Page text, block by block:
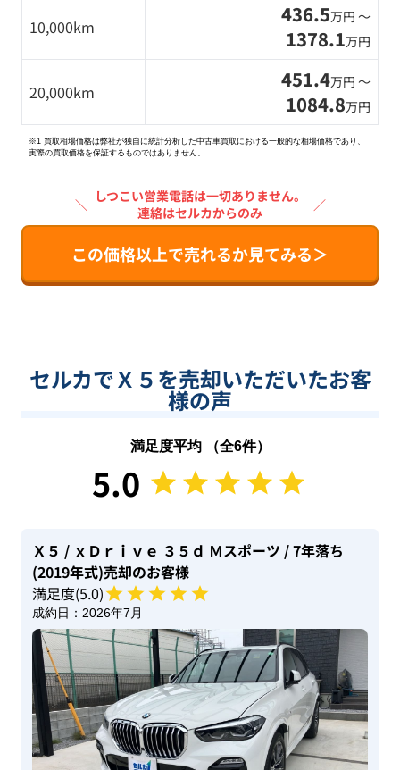
10,000km 436.5万円 〜
1378.1万円
20,000km 451.4万円 〜
1084.8万円
※1 買取相場価格は弊社が独自に統計分析した中古車買取における一般的な相場価格であり、
実際の買取価格を保証するものではありません。
＼ しつこい営業電話は一切ありません。
連絡はセルカからのみ
／
この価格以上で売れるか見てみる＞
セルカでＸ５を売却いただいたお客
様の声
満足度平均 （全6件）
5.0
Ｘ５ / ｘＤｒｉｖｅ ３５ｄ Ｍスポーツ / 7年落ち
(2019年式)売却のお客様
満足度(5.0)
成約日： 2026年7月